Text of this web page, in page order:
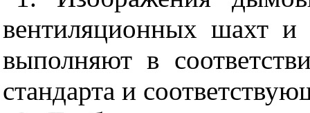
вентиляционных шахт и
выполняют в
стандарта и